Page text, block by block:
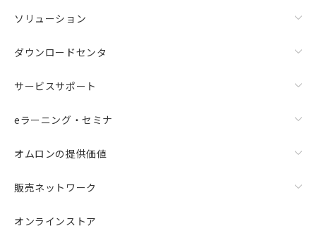
ソリューション
ダウンロードセンタ
サービスサポート
eラーニング・セミナ
オムロンの提供価値
販売ネットワーク
オンラインストア